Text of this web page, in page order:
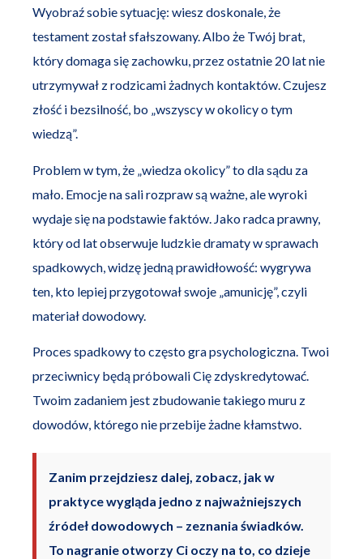
Wyobraź sobie sytuację: wiesz doskonale, że
testament został sfałszowany. Albo że Twój brat,
który domaga się zachowku, przez ostatnie 20 lat nie
utrzymywał z rodzicami żadnych kontaktów. Czujesz
złość i bezsilność, bo „wszyscy w okolicy o tym
wiedzą”.
Problem w tym, że „wiedza okolicy” to dla sądu za
mało. Emocje na sali rozpraw są ważne, ale wyroki
wydaje się na podstawie faktów. Jako radca prawny,
który od lat obserwuje ludzkie dramaty w sprawach
spadkowych, widzę jedną prawidłowość: wygrywa
ten, kto lepiej przygotował swoje „amunicję”, czyli
materiał dowodowy.
Proces spadkowy to często gra psychologiczna. Twoi
przeciwnicy będą próbowali Cię zdyskredytować.
Twoim zadaniem jest zbudowanie takiego muru z
dowodów, którego nie przebije żadne kłamstwo.
Zanim przejdziesz dalej, zobacz, jak w
praktyce wygląda jedno z najważniejszych
źródeł dowodowych – zeznania świadków.
To nagranie otworzy Ci oczy na to, co dzieje